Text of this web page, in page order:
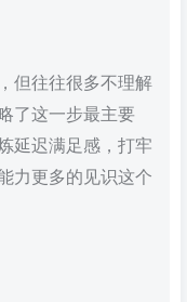
但往往很多不理解
了这一步最主要
延迟满足感，打牢
力更多的见识这个